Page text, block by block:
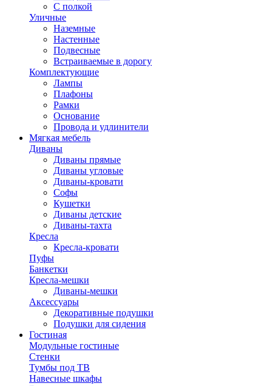
С полкой
Уличные
Наземные
Настенные
Подвесные
Встраиваемые в дорогу
Комплектующие
Лампы
Плафоны
Рамки
Основание
Провода и удлинители
Мягкая мебель
Диваны
Диваны прямые
Диваны угловые
Диваны-кровати
Софы
Кушетки
Диваны детские
Диваны-тахта
Кресла
Кресла-кровати
Пуфы
Банкетки
Кресла-мешки
Диваны-мешки
Аксессуары
Декоративные подушки
Подушки для сидения
Гостиная
Модульные гостиные
Стенки
Тумбы под ТВ
Навесные шкафы